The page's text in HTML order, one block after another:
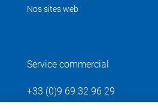
Nos sites web
Service commercial
+33 (0)9 69 32 96 29